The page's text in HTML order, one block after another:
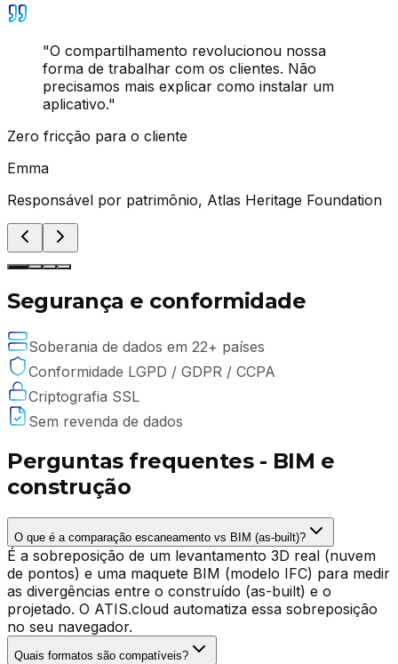
"O compartilhamento revolucionou nossa
forma de trabalhar com os clientes. Não
precisamos mais explicar como instalar um
aplicativo."
Zero fricção para o cliente
Emma
Responsável por patrimônio, Atlas Heritage Foundation
Segurança e conformidade
Soberania de dados em 22+ países
Conformidade LGPD / GDPR / CCPA
Criptografia SSL
Sem revenda de dados
Perguntas frequentes - BIM e
construção
O que é a comparação escaneamento vs BIM (as-built)?
É a sobreposição de um levantamento 3D real (nuvem
de pontos) e uma maquete BIM (modelo IFC) para medir
as divergências entre o construído (as-built) e o
projetado. O ATIS.cloud automatiza essa sobreposição
no seu navegador.
Quais formatos são compatíveis?